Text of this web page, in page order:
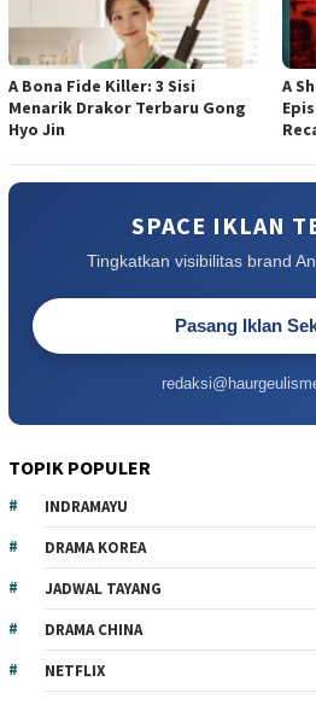
A Bona Fide Killer: 3 Sisi
Menarik Drakor Terbaru Gong
Hyo Jin
A
SPACE IKLAN
Tingkatkan visibilitas brand
Pasang Iklan
TOPIK POPULER
INDRAMAYU
DRAMA KOREA
JADWAL TAYANG
DRAMA CHINA
NETFLIX